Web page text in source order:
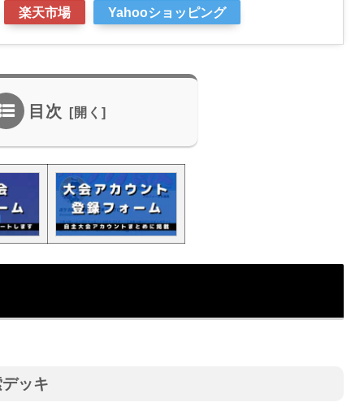
楽天市場 Yahooショッピング
目次
ッキ